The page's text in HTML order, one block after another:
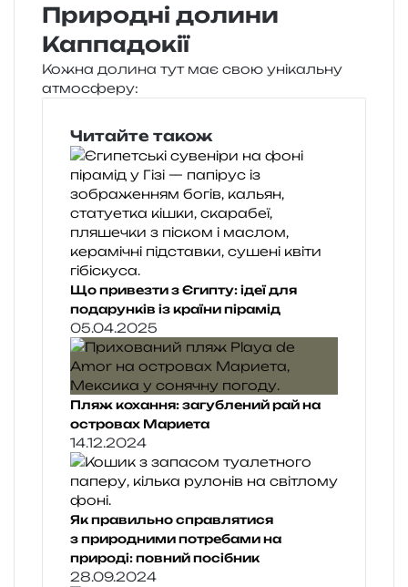
Природні долини
Каппадокії
Кожна доли­на тут має свою уні­каль­ну
атмосферу:
Читайте також
Що привезти з Єгипту: ідеї для
подарунків із країни пірамід
05.04.2025
Пляж кохання: загублений рай на
островах Мариета
14.12.2024
Як правильно справлятися
з природними потребами на
природі: повний посібник
28.09.2024